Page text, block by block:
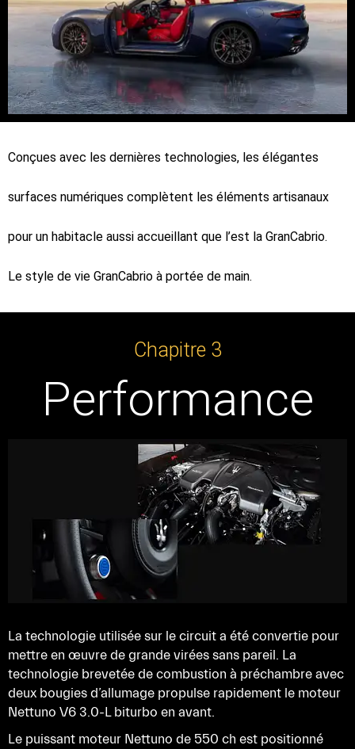
Conçues avec les dernières technologies, les élégantes
surfaces numériques complètent les éléments artisanaux
pour un habitacle aussi accueillant que l’est la GranCabrio.
Le style de vie GranCabrio à portée de main.
Chapitre 3
Performance
La technologie utilisée sur le circuit a été convertie pour
mettre en œuvre de grande virées sans pareil. La
technologie brevetée de combustion à préchambre avec
deux bougies d’allumage propulse rapidement le moteur
Nettuno V6 3.0-L biturbo en avant.
Le puissant moteur Nettuno de 550 ch est positionné